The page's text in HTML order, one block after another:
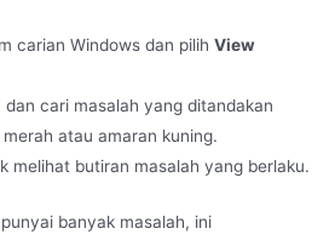
carian Windows dan pilih View
cari masalah yang ditandakan
atau amaran kuning.
melihat butiran masalah yang berlaku.
banyak masalah, ini